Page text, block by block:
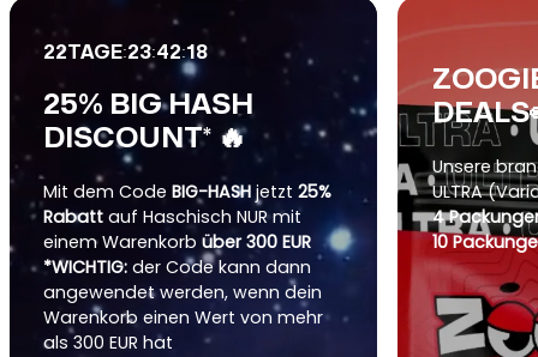
22TAGE:23:42:16
25% BIG HASH
DISCOUNT* 🔥
Mit dem CodeBIG-HASHjetzt25%
Rabatt auf Haschisch NUR mit
einem Warenkorbüber 300 EUR
*WICHTIG: der Code kann dann
angewendet werden, wenn dein
Warenkorb einen Wert von mehr
als 300 EUR hat
Unsere
ULTRA
4
10